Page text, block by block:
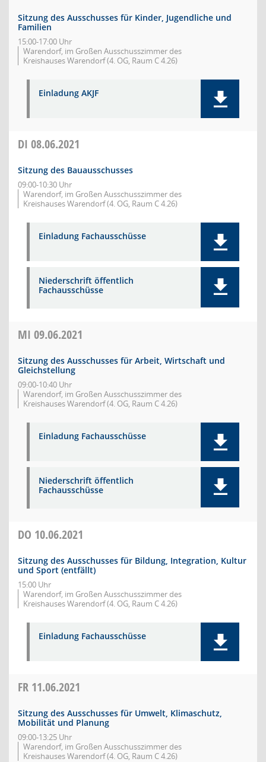
Sitzung des Ausschusses für Kinder, Jugendliche und
Familien
15:00-17:00 Uhr
Warendorf, im Großen Ausschusszimmer des
Kreishauses Warendorf (4. OG, Raum C 4.26)
Einladung AKJF
DI 08.06.2021
Sitzung des Bauausschusses
09:00-10:30 Uhr
Warendorf, im Großen Ausschusszimmer des
Kreishauses Warendorf (4. OG, Raum C 4.26)
Einladung Fachausschüsse
Niederschrift öffentlich
Fachausschüsse
MI 09.06.2021
Sitzung des Ausschusses für Arbeit, Wirtschaft und
Gleichstellung
09:00-10:40 Uhr
Warendorf, im Großen Ausschusszimmer des
Kreishauses Warendorf (4. OG, Raum C 4.26)
Einladung Fachausschüsse
Niederschrift öffentlich
Fachausschüsse
DO 10.06.2021
Sitzung des Ausschusses für Bildung, Integration, Kultur
und Sport (entfällt)
15:00 Uhr
Warendorf, im Großen Ausschusszimmer des
Kreishauses Warendorf (4. OG, Raum C 4.26)
Einladung Fachausschüsse
FR 11.06.2021
Sitzung des Ausschusses für Umwelt, Klimaschutz,
Mobilität und Planung
09:00-13:25 Uhr
Warendorf, im Großen Ausschusszimmer des
Kreishauses Warendorf (4. OG, Raum C 4.26)